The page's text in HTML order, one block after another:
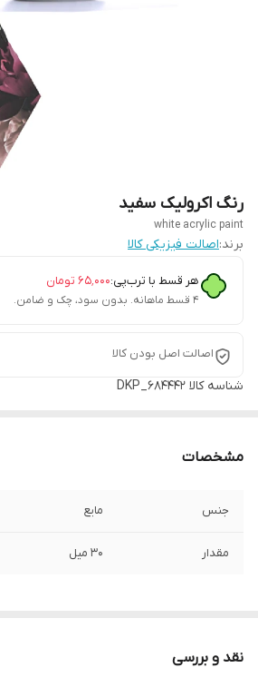
رنگ اکرولیک سفید
white acrylic paint
برند:اصالت فیزیکی کالا
هر قسط با ترب‌پی:۶۵٬۰۰۰ تومان
۴ قسط ماهانه. بدون سود، چک و ضامن.
اصالت اصل بودن کالا
شناسه کالا DKP_684442
مشخصات
جنس مایع
مقدار ۳۰ میل
نقد و بررسی